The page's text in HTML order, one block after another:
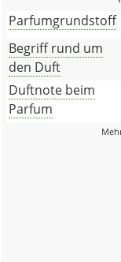
Parfumgrundstoff
Begriff rund um
den Duft
Duftnote beim
Parfum